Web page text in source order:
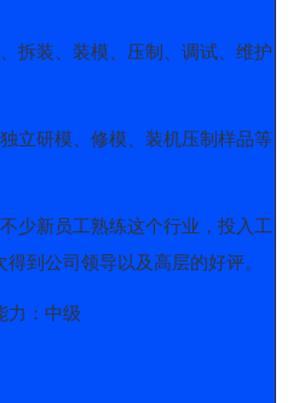
拆装、装模、压制、调试、维护
立研模、修模、装机压制样品等
少新员工熟练这个行业，投入工
到公司领导以及高层的好评。
力：中级